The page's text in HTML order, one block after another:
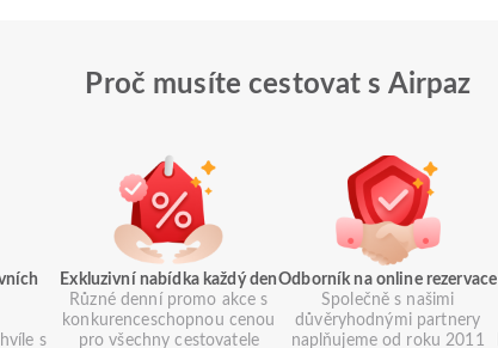
Proč musíte cestovat s Airpaz
s
Exkluzivní nabídka každý den
Různé denní promo akce s
konkurenceschopnou cenou
pro všechny cestovatele
Odborník na online rezervace
Společně s našimi
důvěryhodnými partnery
naplňujeme od roku 2011